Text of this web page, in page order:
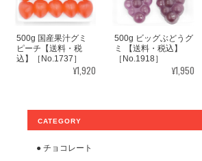
500g 国産果汁グミ
ピーチ【送料・税
込】［No.1737］
¥1,920
500g ビッグぶどうグ
ミ 【送料・税込】
［No.1918］
¥1,950
CATEGORY
● チョコレート